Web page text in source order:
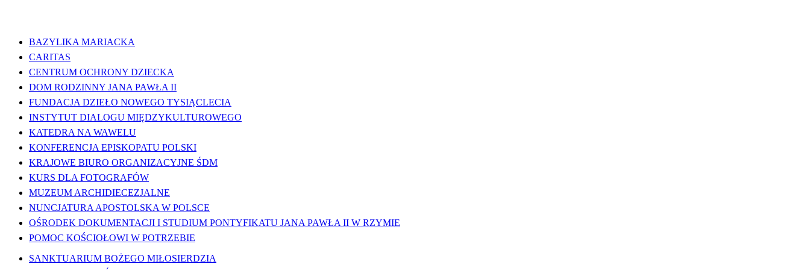
BAZYLIKA MARIACKA
CARITAS
CENTRUM OCHRONY DZIECKA
DOM RODZINNY JANA PAWŁA II
FUNDACJA DZIEŁO NOWEGO TYSIĄCLECIA
INSTYTUT DIALOGU MIĘDZYKULTUROWEGO
KATEDRA NA WAWELU
KONFERENCJA EPISKOPATU POLSKI
KRAJOWE BIURO ORGANIZACYJNE ŚDM
KURS DLA FOTOGRAFÓW
MUZEUM ARCHIDIECEZJALNE
NUNCJATURA APOSTOLSKA W POLSCE
OŚRODEK DOKUMENTACJI I STUDIUM PONTYFIKATU JANA PAWŁA II W RZYMIE
POMOC KOŚCIOŁOWI W POTRZEBIE
SANKTUARIUM BOŻEGO MIŁOSIERDZIA